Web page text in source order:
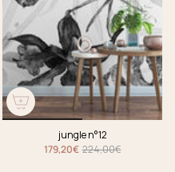
jungle n°12
179,20€ 224,00€